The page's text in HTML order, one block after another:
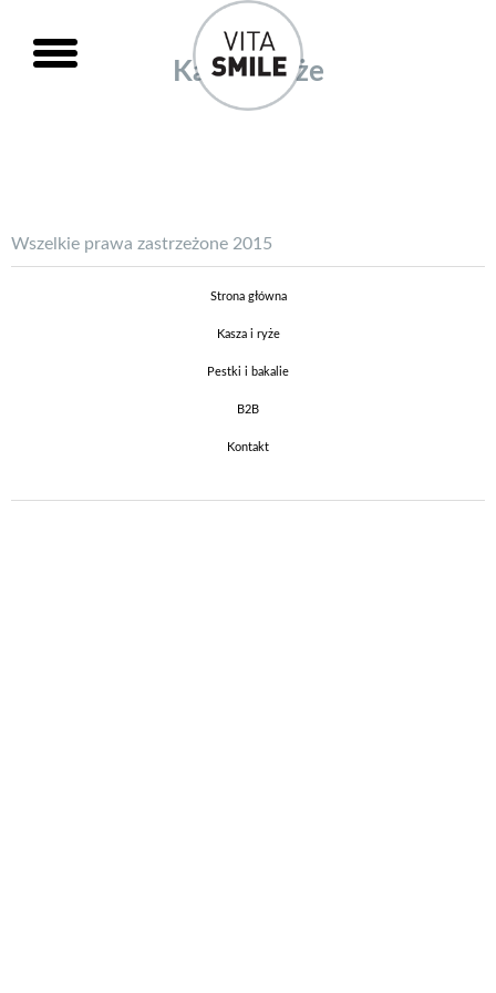
Kasze i ryże
Wszelkie prawa zastrzeżone 2015
Strona główna
Kasza i ryże
Pestki i bakalie
B2B
Kontakt